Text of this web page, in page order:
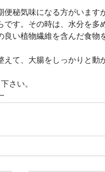
便秘気味になる方がいま
です。その時は、水分を
い植物繊維を含んだ食物
て、大腸をしっかりと動
さい。